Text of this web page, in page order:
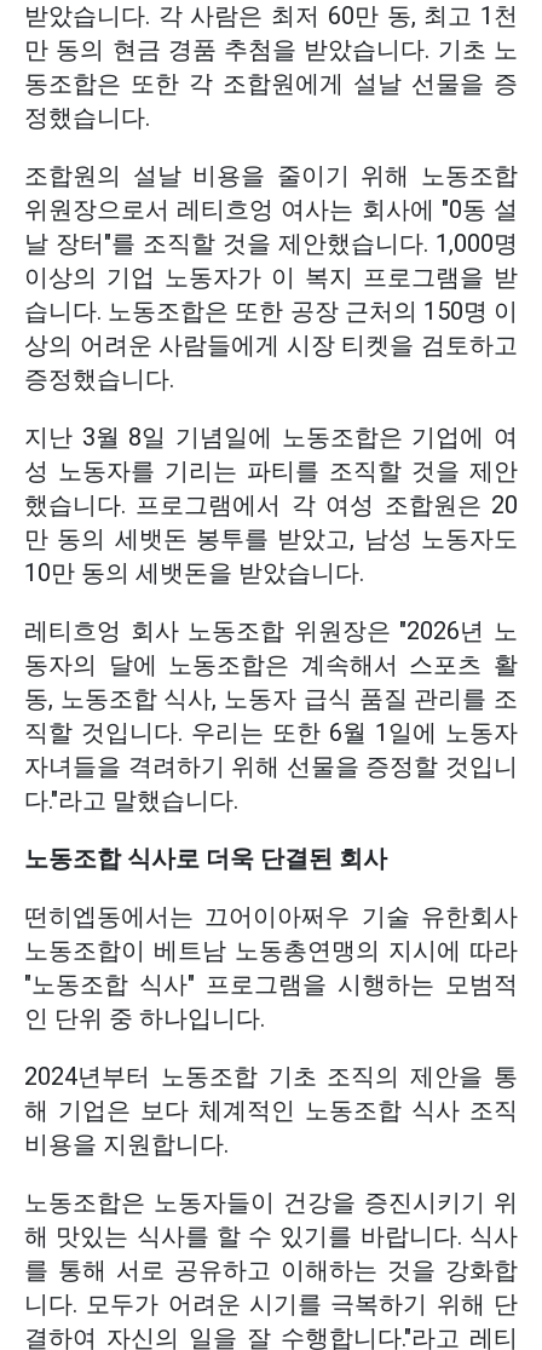
받았습니다. 각 사람은 최저 60만 동, 최고 1천
만 동의 현금 경품 추첨을 받았습니다. 기초 노
동조합은 또한 각 조합원에게 설날 선물을 증
정했습니다.
조합원의 설날 비용을 줄이기 위해 노동조합
위원장으로서 레티흐엉 여사는 회사에 "0동 설
날 장터"를 조직할 것을 제안했습니다. 1,000명
이상의 기업 노동자가 이 복지 프로그램을 받
습니다. 노동조합은 또한 공장 근처의 150명 이
상의 어려운 사람들에게 시장 티켓을 검토하고
증정했습니다.
지난 3월 8일 기념일에 노동조합은 기업에 여
성 노동자를 기리는 파티를 조직할 것을 제안
했습니다. 프로그램에서 각 여성 조합원은 20
만 동의 세뱃돈 봉투를 받았고, 남성 노동자도
10만 동의 세뱃돈을 받았습니다.
레티흐엉 회사 노동조합 위원장은 "2026년 노
동자의 달에 노동조합은 계속해서 스포츠 활
동, 노동조합 식사, 노동자 급식 품질 관리를 조
직할 것입니다. 우리는 또한 6월 1일에 노동자
자녀들을 격려하기 위해 선물을 증정할 것입니
다."라고 말했습니다.
노동조합 식사로 더욱 단결된 회사
떤히엡동에서는 끄어이아쩌우 기술 유한회사
노동조합이 베트남 노동총연맹의 지시에 따라
"노동조합 식사" 프로그램을 시행하는 모범적
인 단위 중 하나입니다.
2024년부터 노동조합 기초 조직의 제안을 통
해 기업은 보다 체계적인 노동조합 식사 조직
비용을 지원합니다.
노동조합은 노동자들이 건강을 증진시키기 위
해 맛있는 식사를 할 수 있기를 바랍니다. 식사
를 통해 서로 공유하고 이해하는 것을 강화합
니다. 모두가 어려운 시기를 극복하기 위해 단
결하여 자신의 일을 잘 수행합니다."라고 레티